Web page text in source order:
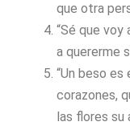
que otra
“Sé que voy
a quererme
“Un beso es
corazones,
las flores su